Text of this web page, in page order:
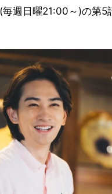
毎週日曜21:00～)の第5